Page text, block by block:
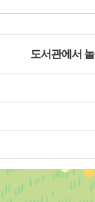
도서관에서